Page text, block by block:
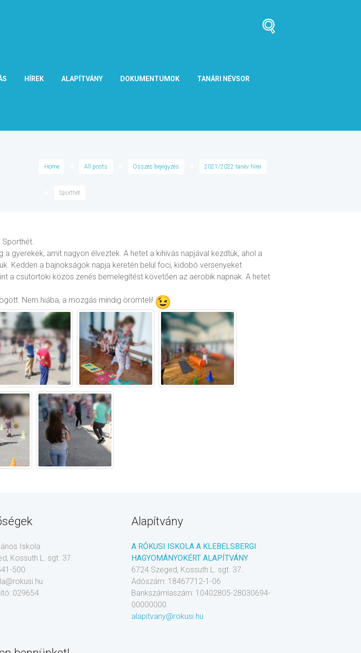
HÍREK ALAPÍTVÁNY DOKUMENTUMOK TANÁRI NÉVSOR
Home All posts Összes bejegyzés 2021/2022 tanév hírei
Sporthét
gyerekek, amit nagyon élveztek. A hetet a kihívás napjával kezdtük, ahol a
Kedden a bajnokságok napja keretén belül foci, kidobó versenyeket
a csütörtöki közös zenés bemelegítést követően az aerobik napnak. A hetet
Nem hiába, a mozgás mindig örömteli!
Iskola
Kossuth L. sgt. 37.
500
029654
Alapítvány
A RÓKUSI ISKOLA A KLEBELSBERGI
HAGYOMÁNYOKÉRT ALAPÍTVÁNY
6724 Szeged, Kossuth L. sgt. 37.
Adószám: 18467712-1-06
Bankszámlaszám: 10402805-28030694-
00000000
alapitvany@rokusi.hu